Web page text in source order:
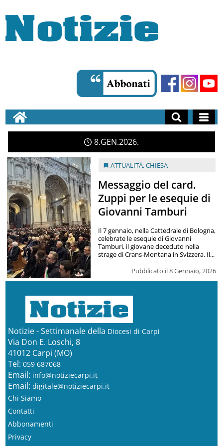
8 GEN 2026
ATTUALITÀ,CHIESA
Messaggio del card.
Zuppi per le esequie di
Giovanni Tamburi
Pubblicato il 8 Gennaio, 2026
Il 7 gennaio, nella Cattedrale di Bologna,
celebrate le esequie di Giovanni
Tamburi, il giovane deceduto nella
strage di Crans-Montana in Svizzera. Il...
Notizie - Settimanale della Diocesi di Carpi
Via Don E. Loschi, 8
41012 Carpi (MO)
Tel: 059 687068
Email: info@notiziecarpi.it
Email: digitale@notiziecarpi.it
Chi Siamo
Contatti
Abbonamenti
Privacy